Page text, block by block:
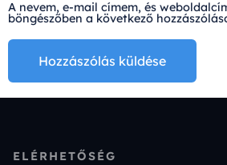
A nevem, e-mail címem, és
böngészőben a következő
ELÉRHETŐSÉG